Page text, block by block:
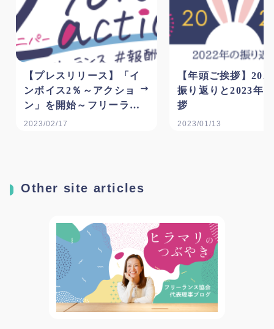
【プレスリリース】「イ
ンボイス2％～アクショ
ン」を開始～フリーラン
スの報酬適正化に向けた
2023/02/17
【年頭ご挨拶】
振り返りと2023年
拶
2023/01/13
Other site articles